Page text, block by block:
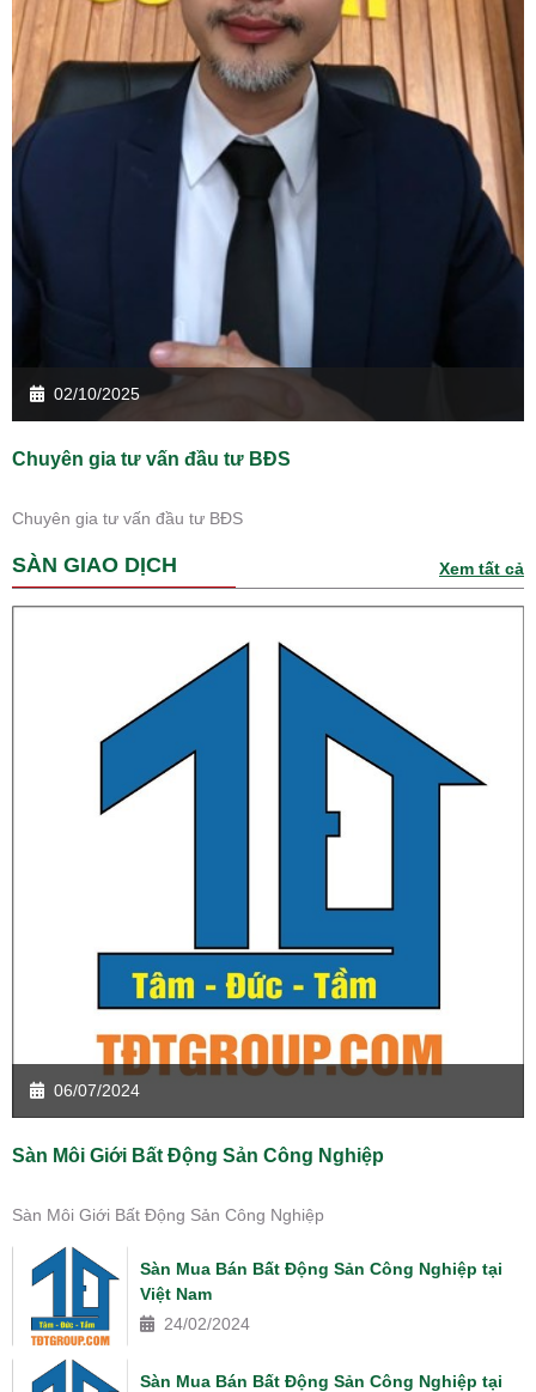
02/10/2025
Chuyên gia tư vấn đầu tư BĐS
Chuyên gia tư vấn đầu tư BĐS
SÀN GIAO DỊCH Xem tất cả
06/07/2024
Sàn Môi Giới Bất Động Sản Công Nghiệp
Sàn Môi Giới Bất Động Sản Công Nghiệp
Sàn Mua Bán Bất Động Sản Công Nghiệp tại
Việt Nam
24/02/2024
Sàn Mua Bán Bất Động Sản Công Nghiệp tại